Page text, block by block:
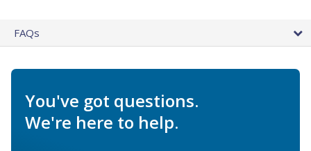
FAQs
You've got questions.
We're here to help.